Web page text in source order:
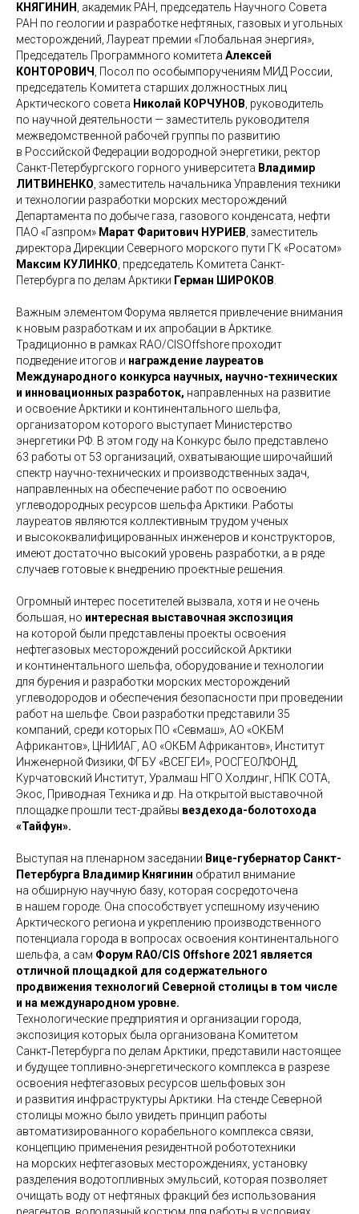
КНЯГИНИН
, академик РАН, председатель Научного Совета
РАН по геологии и разработке нефтяных, газовых и угольных
месторождений, Лауреат премии «Глобальная энергия»,
Председатель Программного комитета Алексей
КОНТОРОВИЧ
, Посол по особымпоручениям МИД России,
председатель Комитета старших должностных лиц
Арктического совета Николай КОРЧУНОВ , руководитель
по научной деятельности — заместитель руководителя
межведомственной рабочей группы по развитию
в Российской Федерации водородной энергетики, ректор
Санкт-Петербургского горного университета Владимир
ЛИТВИНЕНКО , заместитель начальника Управления техники
и технологии разработки морских месторождений
Департамента по добыче газа, газового конденсата, нефти
ПАО «Газпром» Марат Фаритович НУРИЕВ , заместитель
директора Дирекции Северного морского пути ГК «Росатом»
Максим КУЛИНКО , председатель Комитета Санкт-
Петербурга по делам Арктики Герман ШИРОКОВ
Важным элементом Форума является привлечение внимания
к новым разработкам и их апробации в Арктике.
Традиционно в рамках RAO/CISOffshore проходит
подведение итогов и награждение лауреатов
Международного конкурса научных, научно-технических
и инновационных разработок, направленных на развитие
и освоение Арктики и континентального шельфа,
организатором которого выступает Министерство
энергетики РФ. В этом году на Конкурс было представлено
63 работы от 53 организаций, охватывающие широчайший
спектр научно-технических и производственных задач,
направленных на обеспечение работ по освоению
углеводородных ресурсов шельфа Арктики. Работы
лауреатов являются коллективным трудом ученых
и высококвалифицированных инженеров и конструкторов,
имеют достаточно высокий уровень разработки, а в ряде
случаев готовые к внедрению проектные решения.
Огромный интерес посетителей вызвала, хотя и не очень
большая, но интересная выставочная экспозиция
на которой были представлены проекты освоения
нефтегазовых месторождений российской Арктики
и континентального шельфа, оборудование и технологии
для бурения и разработки морских месторождений
углеводородов и обеспечения безопасности при проведении
работ на шельфе. Свои разработки представили 35
компаний, среди которых ПО «Севмаш», АО «ОКБМ
Африкантов», ЦНИИАГ, АО «ОКБМ Африкантов», Институт
Инженерной Физики, ФГБУ «ВСЕГЕИ», РОСГЕОЛФОНД,
Курчатовский Институт, Уралмаш НГО Холдинг, НПК СОТА,
Экос, Приводная Техника и др. На открытой выставочной
площадке прошли тест-драйвы вездехода-болотохода
«Тайфун».
Выступая на пленарном заседании Вице-губернатор Санкт-
Петербурга Владимир Княгинин обратил внимание
на обширную научную базу, которая сосредоточена
в нашем городе. Она способствует успешному изучению
Арктического региона и укреплению производственного
потенциала города в вопросах освоения континентального
шельфа, а сам Форум RAO/CIS Offshore 2021 является
отличной площадкой для содержательного
продвижения технологий Северной столицы в том числе
и на международном уровне.
Технологические предприятия и организации города,
экспозиция которых была организована Комитетом
Санкт‑Петербурга по делам Арктики, представили настоящее
и будущее топливно-энергетического комплекса в разрезе
освоения нефтегазовых ресурсов шельфовых зон
и развития инфраструктуры Арктики. На стенде Северной
столицы можно было увидеть принцип работы
автоматизированного корабельного комплекса связи,
концепцию применения резидентной робототехники
на морских нефтегазовых месторождениях, установку
разделения водотопливных эмульсий, которая позволяет
очищать воду от нефтяных фракций без использования